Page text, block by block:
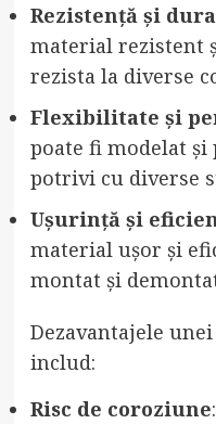
Rezistență și
material rezistent
rezista la diverse
Flexibilitate și
poate fi modelat și
potrivi cu diverse
Ușurință și
material ușor și
montat și
Dezavantajele
includ:
Risc de coroziune